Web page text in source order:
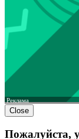
Реклама
Close
Пожалуйста,